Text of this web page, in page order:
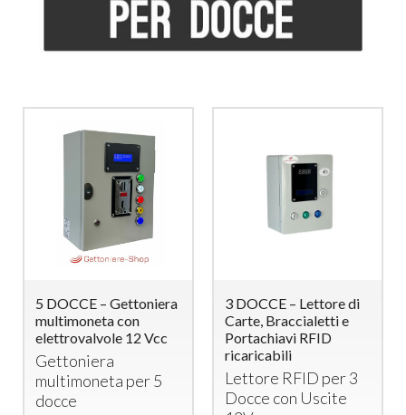
5 DOCCE – Gettoniera
multimoneta con
elettrovalvole 12 Vcc
Gettoniera
multimoneta per 5
docce
3 DOCCE – Lettore di
Carte, Braccialetti e
Portachiavi RFID
ricaricabili
Lettore RFID per 3
Docce con Uscite